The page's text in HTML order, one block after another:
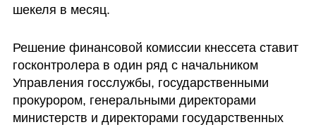
шекеля в месяц.
Решение финансовой комиссии кнессета ставит
госконтролера в один ряд с начальником
Управления госслужбы, государственными
прокурором, генеральными директорами
министерств и директорами государственных